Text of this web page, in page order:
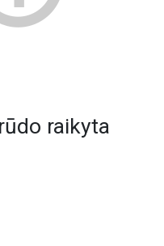
raikyta